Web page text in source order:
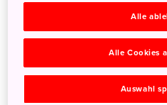
Kajak, oder von einem SUP-
der Fluss aus dem Yasui-Tal
Gewässern können selbst
dieses besondere Erlebnis
würde man in der Luft
Alle
Alle Cookies
Auswahl